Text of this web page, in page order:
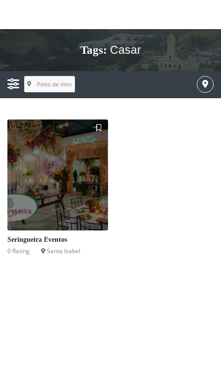
Tags:Casar
Perto de mim
Seringueira Eventos
0 Rating Santa Isabel